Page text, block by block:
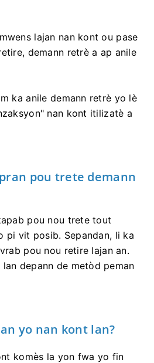
lajan nan kont ou pase
demann retrè a ap anile
ka anile demann retrè yo lè
nan kont itilizatè a
pou trete demann
pou nou trete tout
pi vit posib. Sepandan, li ka
pou nou retire lajan an.
depann de metòd peman
yo nan kont lan?
komès la yon fwa yo fin